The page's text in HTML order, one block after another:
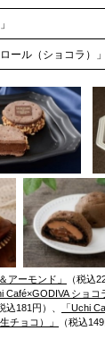
ール（ショコラ）」
アーモンド」 （税込
Café×GODIVA ショコ
込181円）、
「Uchi
チョコ）」 （税込149